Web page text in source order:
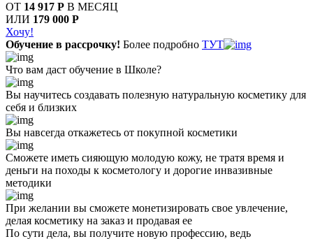
ОТ 14 917 Р В МЕСЯЦ
ИЛИ 179 000 Р
Хочу!
Обучение в рассрочку! Более подробно ТУТ
Что вам даст обучение в Школе?
Вы научитесь создавать полезную натуральную косметику для
себя и близких
Вы навсегда откажетесь от покупной косметики
Сможете иметь сияющую молодую кожу, не тратя время и
деньги на походы к косметологу и дорогие инвазивные
методики
При желании вы сможете монетизировать свое увлечение,
делая косметику на заказ и продавая ее
По сути дела, вы получите новую профессию, ведь